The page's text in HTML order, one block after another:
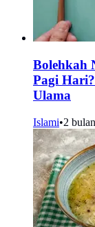
Bolehkah
Pagi
Ulama
Islami•2